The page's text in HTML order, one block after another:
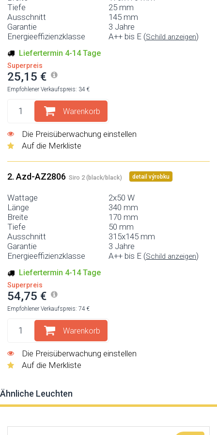
Tiefe
25 mm
Ausschnitt
145 mm
Garantie
3 Jahre
Energieeffizienzklasse
A++ bis E (Schild anzeigen)
Liefertermin 4-14 Tage
Superpreis
25,15 €
Empfohlener Verkaufspreis: 34 €
Warenkorb
Die Preisüberwachung einstellen
Auf die Merkliste
2. Azd-AZ2806 Siro 2 (black/black) detail výrobku
Wattage
2x50 W
Länge
340 mm
Breite
170 mm
Tiefe
50 mm
Ausschnitt
315x145 mm
Garantie
3 Jahre
Energieeffizienzklasse
A++ bis E (Schild anzeigen)
Liefertermin 4-14 Tage
Superpreis
54,75 €
Empfohlener Verkaufspreis: 74 €
Warenkorb
Die Preisüberwachung einstellen
Auf die Merkliste
Ähnliche Leuchten